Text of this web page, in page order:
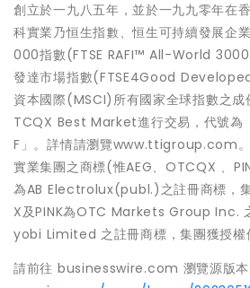
創立於一九八五年，並於一九九零年在
科實業乃恒生指數、恒生可持續發展企
000指數(FTSE RAFI™ All-World
發達市場指數(FTSE4Good
資本國際(MSCI)所有國家全球指數之成
TCQX Best Market進行交易，代號為
F」。詳情請瀏覽www.ttigroup.com
實業集團之商標(惟AEG、OTCQX 、
為AB Electrolux(publ.)之註冊商標，
X及PINK為OTC Markets Group Inc.
yobi Limited 之註冊商標，集團獲授權
請前往 businesswire.com 瀏覽源版本: